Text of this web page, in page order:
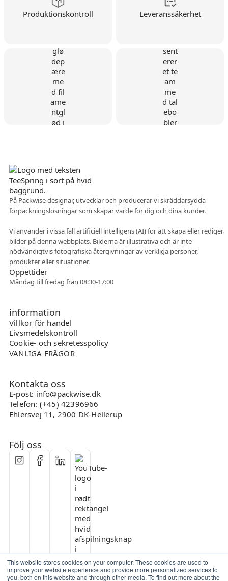
This website stores cookies on your computer. These cookies are used to
improve your website experience and provide more personalized services to
you, both on this website and through other media. To find out more about the
Produktionskontroll Leveranssäkerhet
På Packwise designar, utvecklar och producerar vi skräddarsydda
förpackningslösningar som skapar värde för dig och dina kunder.
Vi använder i vissa fall artificiell intelligens (AI) för att skapa eller redigera
bilder på denna webbplats. Bilderna är illustrativa och är inte
nödvändigtvis fotografiska återgivningar av verkliga personer,
produkter eller situationer.
Öppettider
Måndag till fredag från 08:30-17:00
information
Villkor för handel
Livsmedelskontroll
Cookie- och sekretesspolicy
VANLIGA FRÅGOR
Kontakta oss
E-post: info@packwise.dk
Telefon: (+45) 42396966
Ehlersvej 11, 2900 DK-Hellerup
Följ oss